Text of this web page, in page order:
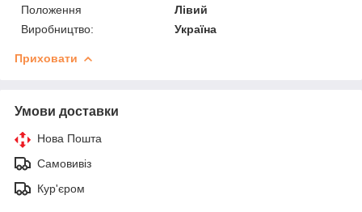
Положення
Лівий
Виробництво:
Україна
Приховати
Умови доставки
Нова Пошта
Самовивіз
Кур'єром